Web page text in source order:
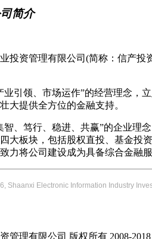
简介
投资管理有限公司(简称：信产
业引领、市场运作”的经营理念，
大提供全方位的金融支持。
智、笃行、稳进、共赢”的企业理
大板块，包括股权直投、基金投
力将公司建设成为具备综合金融
Shaanxi Electronic Information Industry
管理有限公司 版权所有 2008-2018